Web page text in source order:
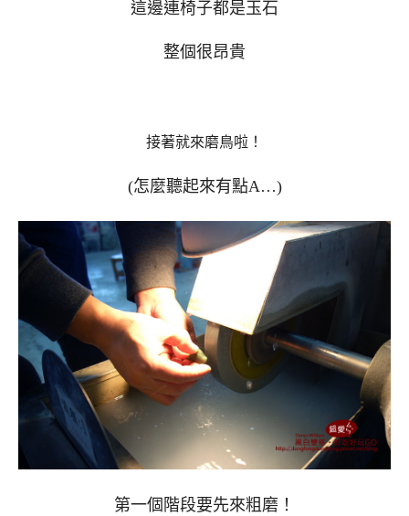
這邊連椅子都是玉石
整個很昂貴
接著就來磨鳥啦！
(怎麼聽起來有點A…)
第一個階段要先來粗磨！